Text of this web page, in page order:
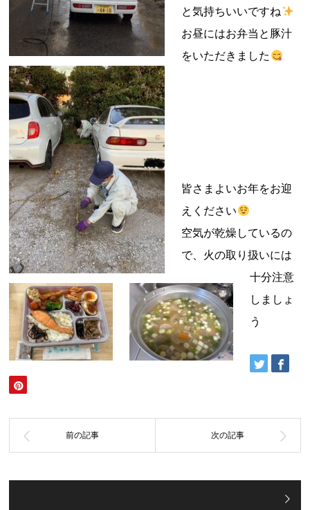
と気持ちいいですね
お昼にはお弁当と豚汁
をいただきました
皆さまよいお年をお迎
えください
空気が乾燥しているの
で、火の取り扱いには
十分注意
しましょ
う